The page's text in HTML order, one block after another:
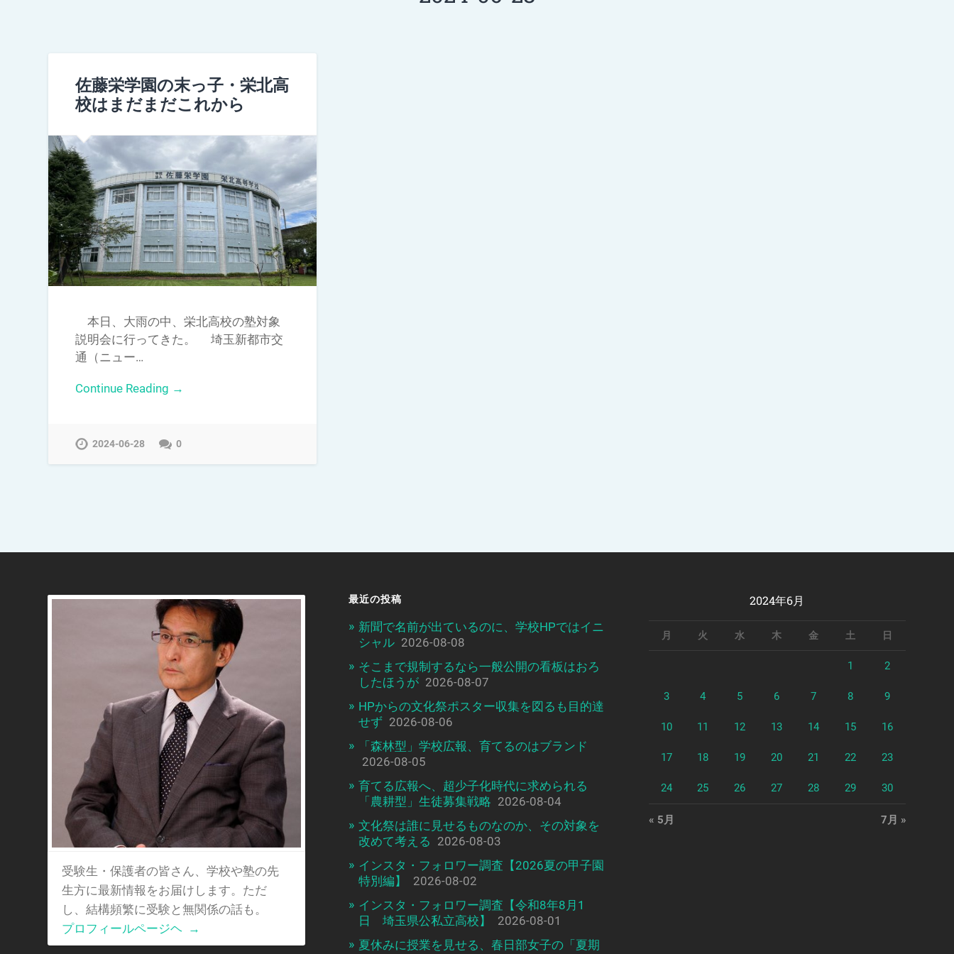
佐藤栄学園の末っ子・栄北高
校はまだまだこれから
本日、大雨の中、栄北高校の塾対象
説明会に行ってきた。 埼玉新都市交
通（ニュー…
Continue Reading →
2024-06-28 0
受験生・保護者の皆さん、学校や塾の先
生方に最新情報をお届けします。ただ
し、結構頻繁に受験と無関係の話も。
プロフィールページヘ →
最近の投稿
新聞で名前が出ているのに、学校HPではイニ
シャル 2026-08-08
そこまで規制するなら一般公開の看板はおろ
したほうが 2026-08-07
HPからの文化祭ポスター収集を図るも目的達
せず 2026-08-06
「森林型」学校広報、育てるのはブランド
2026-08-05
育てる広報へ、超少子化時代に求められる
「農耕型」生徒募集戦略 2026-08-04
文化祭は誰に見せるものなのか、その対象を
改めて考える 2026-08-03
インスタ・フォロワー調査【2026夏の甲子園
特別編】
2026-08-02
インスタ・フォロワー調査【令和8年8月1
日 埼玉県公私立高校】
2026-08-01
夏休みに授業を見せる、春日部女子の「夏期
2024年6月
月 火 水 木 金 土 日
1 2
3 4 5 6 7 8 9
10 11 12 13 14 15 16
17 18 19 20 21 22 23
24 25 26 27 28 29 30
« 5月 7月 »